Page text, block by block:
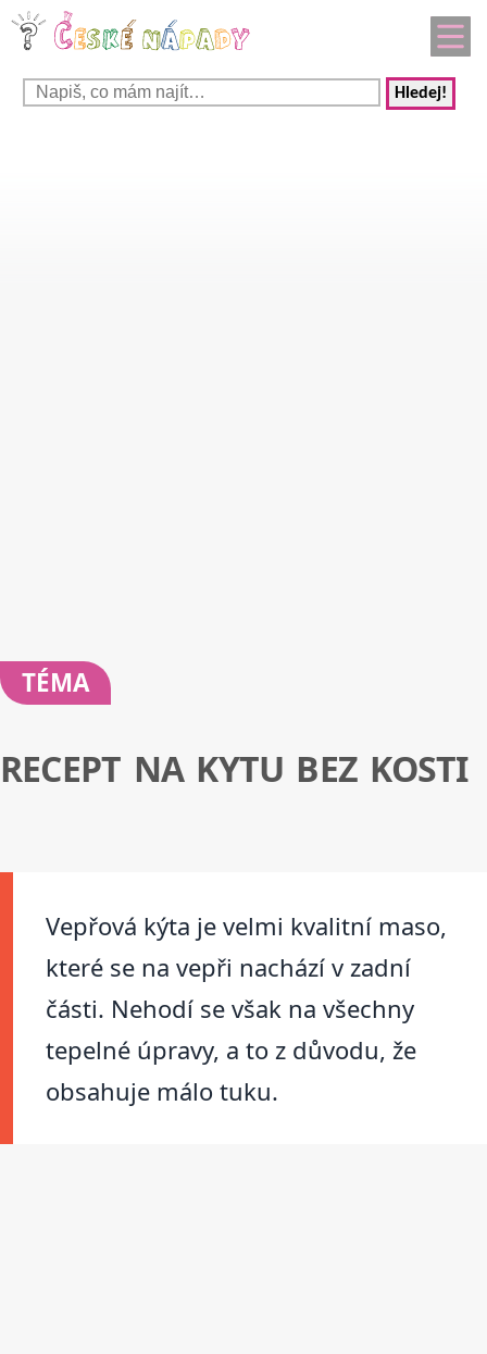
Hledej!
TÉMA
RECEPT NA KYTU BEZ KOSTI
Vepřová kýta je velmi kvalitní maso,
které se na vepři nachází v zadní
části. Nehodí se však na všechny
tepelné úpravy, a to z důvodu, že
obsahuje málo tuku.